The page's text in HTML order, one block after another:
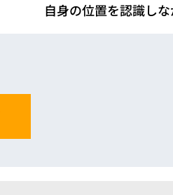
自身の位置を認識し